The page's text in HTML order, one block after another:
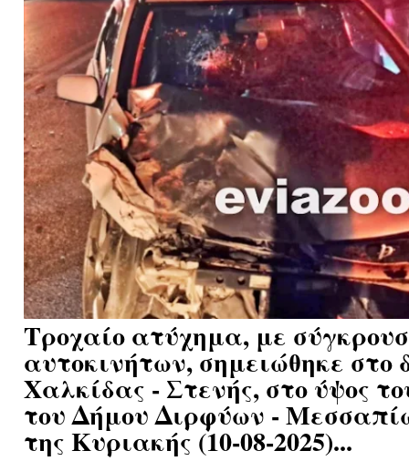
Τροχαίο ατύχημα, με
αυτοκινήτων, σημειώθηκε στο
Χαλκίδας - Στενής, στο ύψος
του Δήμου Διρφύων -
της Κυριακής (10-08-2025)...